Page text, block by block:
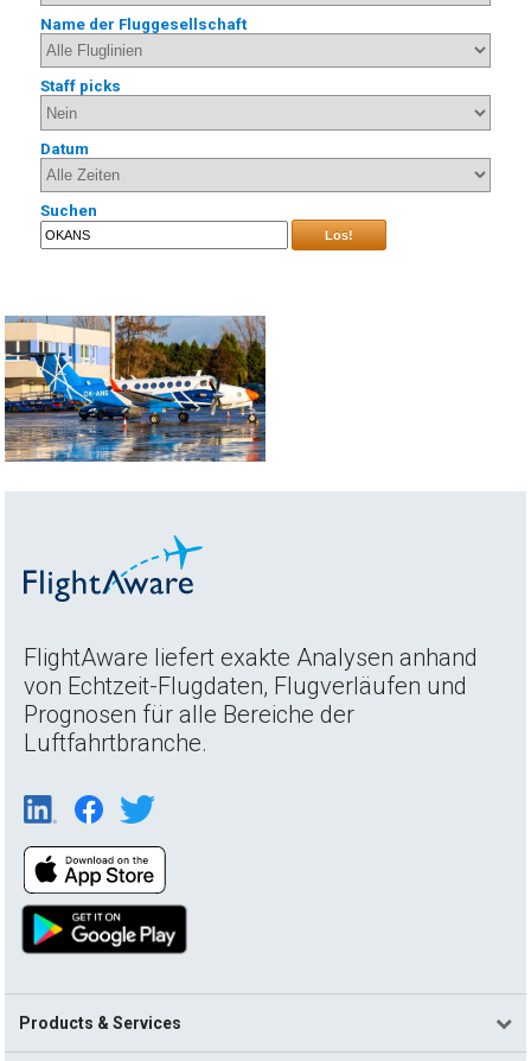
Name der Fluggesellschaft
Staff picks
Datum
Suchen
Los!
FlightAware liefert exakte Analysen anhand
von Echtzeit-Flugdaten, Flugverläufen und
Prognosen für alle Bereiche der
Luftfahrtbranche.
Products & Services